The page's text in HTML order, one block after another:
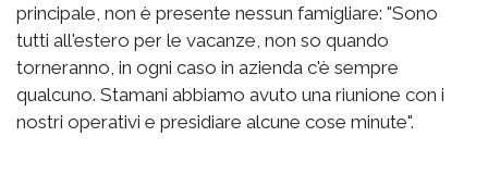
principale, non è presente nessun famigliare: "Sono
tutti all'estero per le vacanze, non so quando
torneranno, in ogni caso in azienda c'è sempre
qualcuno. Stamani abbiamo avuto una riunione con i
nostri operativi e presidiare alcune cose minute".